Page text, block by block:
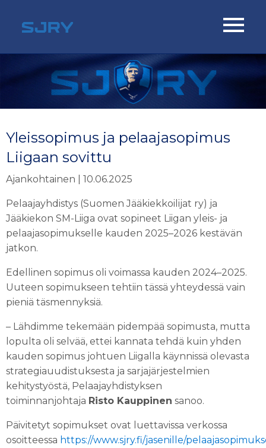
Yleissopimus ja pelaajasopimus
Liigaan sovittu
Ajankohtainen | 10.06.2025
Pelaajayhdistys (Suomen Jääkiekkoilijat ry) ja
Jääkiekon SM-Liiga ovat sopineet Liigan yleis- ja
pelaajasopimukselle kauden 2025–2026 kestävän
jatkon.
Edellinen sopimus oli voimassa kauden 2024–2025.
Uuteen sopimukseen tehtiin tässä yhteydessä vain
pieniä täsmennyksiä.
– Lähdimme tekemään pidempää sopimusta, mutta
lopulta oli selvää, ettei kannata tehdä kuin yhden
kauden sopimus johtuen Liigalla käynnissä olevasta
strategiauudistuksesta ja sarjajärjestelmien
kehitystyöstä, Pelaajayhdistyksen
toiminnanjohtaja Risto Kauppinen sanoo.
Päivitetyt sopimukset ovat luettavissa verkossa
osoitteessa https://www.sjry.fi/jasenille/